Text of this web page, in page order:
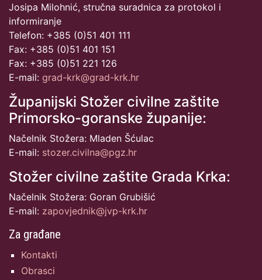
Josipa Milohnić, stručna suradnica za protokol i
informiranje
Telefon: +385 (0)51 401 111
Fax: +385 (0)51 401 151
Fax: +385 (0)51 221 126
E-mail: grad-krk@grad-krk.hr
Županijski Stožer civilne zaštite
Primorsko-goranske županije:
Načelnik Stožera: Mladen Šćulac
E-mail: stozer.civilna@pgz.hr
Stožer civilne zaštite Grada Krka:
Načelnik Stožera: Goran Grubišić
E-mail: zapovjednik@jvp-krk.hr
Za građane
Kontakti
Obrasci